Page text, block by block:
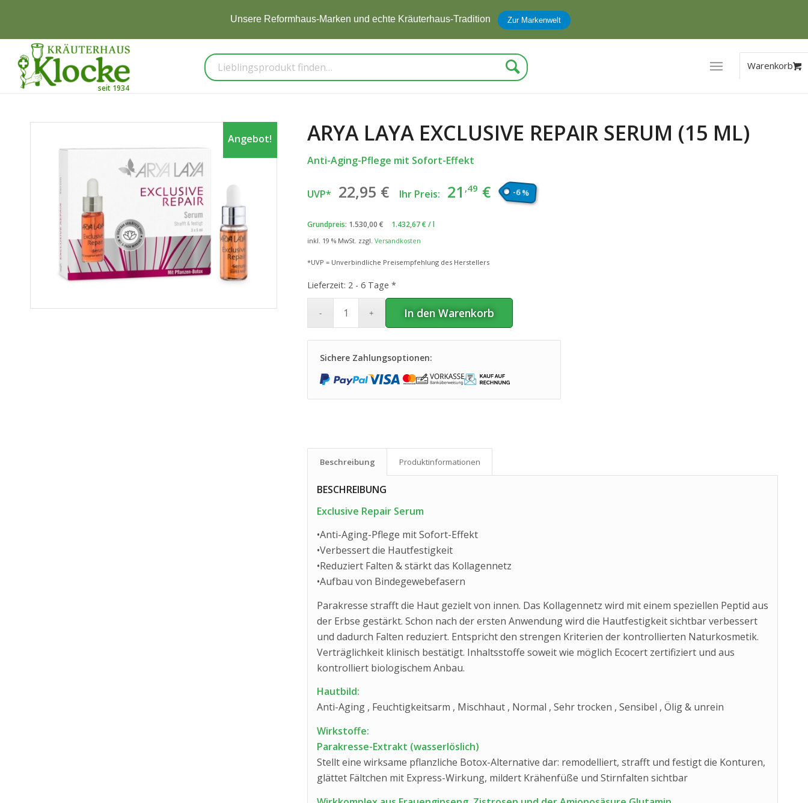
Unsere Reformhaus-Marken und echte Kräuterhaus-Tradition Zur Markenwelt
Suche
Angebot! ARYA LAYA EXCLUSIVE REPAIR SERUM (15 ML)
Anti-Aging-Pflege mit Sofort-Effekt
UVP* 22,95 € Ursprünglicher
Preis
war:
22,95€
Ihr Preis: 21 ,49 € Aktueller
Preis
-6 %
Grundpreis: 1.530,00 € 1.432,67€ /l
inkl. 19 % MwSt. zzgl. Versandkosten
*UVP = Unverbindliche Preisempfehlung des Herstellers
Lieferzeit: 2 - 6 Tage *
In den Warenkorb
Sichere Zahlungsoptionen:
Beschreibung Produkt­informationen
BESCHREIBUNG
Exclusive Repair Serum
•Anti-Aging-Pflege mit Sofort-Effekt
•Verbessert die Hautfestigkeit
•Reduziert Falten & stärkt das Kollagennetz
•Aufbau von Bindegewebefasern
Parakresse strafft die Haut gezielt von innen. Das Kollagennetz wird mit einem speziellen Peptid aus
der Erbse gestärkt. Schon nach der ersten Anwendung wird die Hautfestigkeit sichtbar verbessert
und dadurch Falten reduziert. Entspricht den strengen Kriterien der kontrollierten Naturkosmetik.
Verträglichkeit klinisch bestätigt. Inhaltsstoffe soweit wie möglich Ecocert zertifiziert und aus
kontrolliert biologischem Anbau.
Hautbild:
Anti-Aging , Feuchtigkeitsarm , Mischhaut , Normal , Sehr trocken , Sensibel , Ölig & unrein
Wirkstoffe:
Parakresse-Extrakt (wasserlöslich)
Stellt eine wirksame pflanzliche Botox-Alternative dar: remodelliert, strafft und festigt die Konturen,
glättet Fältchen mit Express-Wirkung, mildert Krähenfüße und Stirnfalten sichtbar